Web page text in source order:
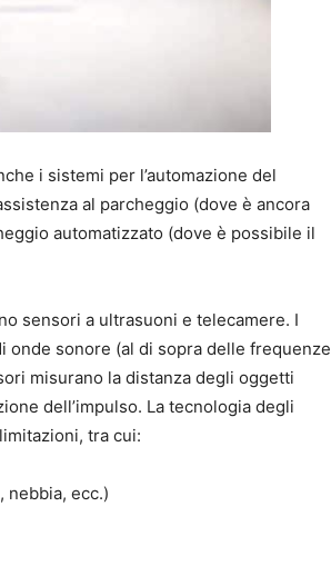
i sistemi per l’automazione del
al parcheggio (dove è ancora
automatizzato (dove è possibile il
sensori a ultrasuoni e telecamere. I
onde sonore (al di sopra delle frequenze
misurano la distanza degli oggetti
dell’impulso. La tecnologia degli
tra cui:
nebbia, ecc.)